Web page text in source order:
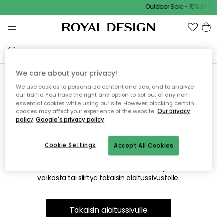
Outdoor Sale - 15%
Emme valitettavasti löydä
etsimääsi sivua
Tämä voi johtua siitä, että sivua ei enää ole tai siitä, että se
on siirretty muualle. Pahoittelemme tästä mahdollisesti
valikosta tai siirtyä takaisin aloitussivustolle.
Takaisin aloitussivulle
We care about your privacy!
We use cookies to personalize content and ads, and to analyze
our traffic. You have the right and option to opt out of any non-
essential cookies while using our site. However, blocking certain
cookies may affect your experience of the website. Our privacy
policy Google's privacy policy
Accept All Cookies
Cookie Settings